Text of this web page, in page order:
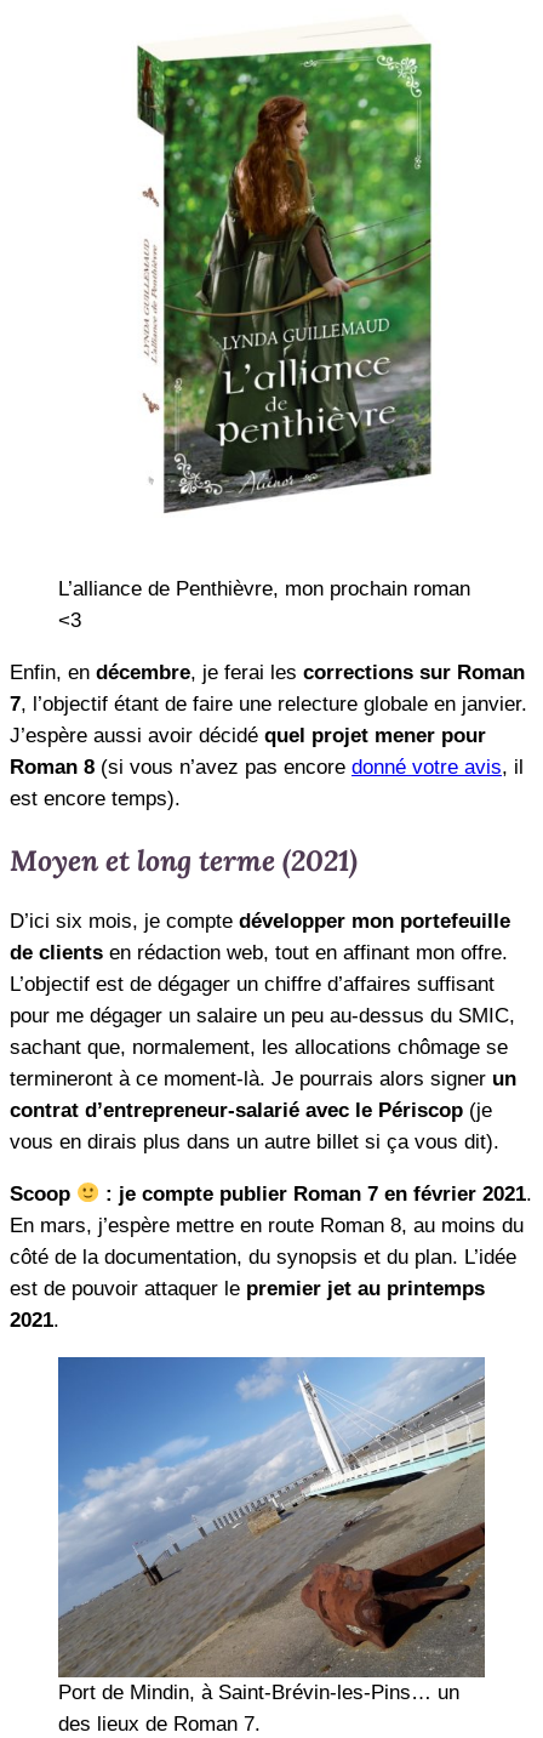
L’alliance de Penthièvre, mon prochain roman
<3
Enfin, en décembre, je ferai les corrections sur Roman
7, l’objectif étant de faire une relecture globale en janvier.
J’espère aussi avoir décidé quel projet mener pour
Roman 8 (si vous n’avez pas encore donné votre avis, il
est encore temps).
Moyen et long terme (2021)
D’ici six mois, je compte développer mon portefeuille
de clients en rédaction web, tout en affinant mon offre.
L’objectif est de dégager un chiffre d’affaires suffisant
pour me dégager un salaire un peu au-dessus du SMIC,
sachant que, normalement, les allocations chômage se
termineront à ce moment-là. Je pourrais alors signer un
contrat d’entrepreneur-salarié avec le Périscop (je
vous en dirais plus dans un autre billet si ça vous dit).
Scoop : je compte publier Roman 7 en février 2021.
En mars, j’espère mettre en route Roman 8, au moins du
côté de la documentation, du synopsis et du plan. L’idée
est de pouvoir attaquer le premier jet au printemps
2021.
Port de Mindin, à Saint-Brévin-les-Pins… un
des lieux de Roman 7.